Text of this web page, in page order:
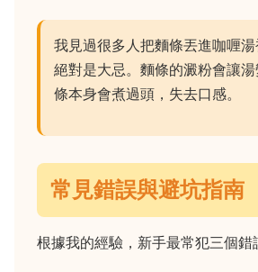
我見過很多人把麵條丟進咖喱
絕對是大忌。麵條的澱粉會讓
條本身會煮過頭，失去口感。
常見錯誤與避坑指南
根據我的經驗，新手最常犯三個錯